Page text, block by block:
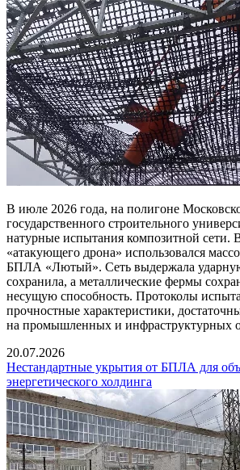
В июле 2026 года, на полигоне
государственного строительного
натурные испытания композитной сети.
«атакующего дрона» использовался
БПЛА «Лютый». Сеть выдержала
сохранила, а металлические фермы
несущую способность. Протоколы
прочностные характеристики,
на промышленных и инфраструктурных
20.07.2026
Нестандартные укрытия от БПЛА для
энергетического холдинга